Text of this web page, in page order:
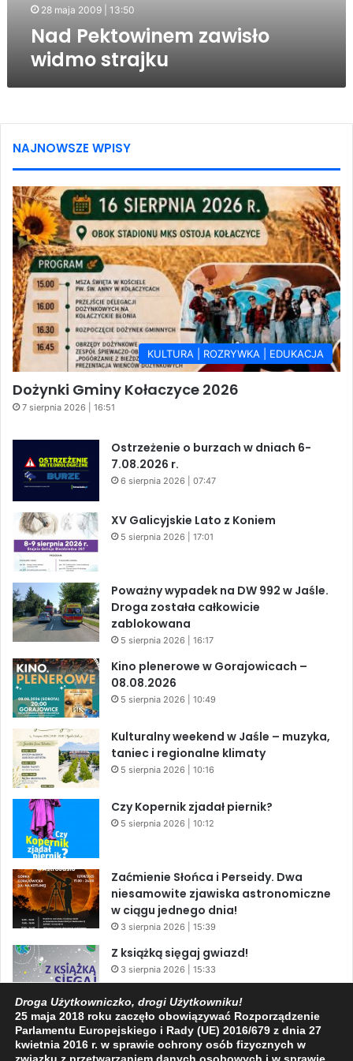
28 maja 2009 | 13:50
Nad Pektowinem zawisło
widmo strajku
NAJNOWSZE WPISY
KULTURA | ROZRYWKA | EDUKACJA
Dożynki Gminy Kołaczyce 2026
7 sierpnia 2026 | 16:51
Ostrzeżenie o burzach w dniach 6-
7.08.2026 r.
6 sierpnia 2026 | 07:47
XV Galicyjskie Lato z Koniem
5 sierpnia 2026 | 17:01
Poważny wypadek na DW 992 w Jaśle.
Droga została całkowicie
zablokowana
5 sierpnia 2026 | 16:17
Kino plenerowe w Gorajowicach –
08.08.2026
5 sierpnia 2026 | 10:49
Kulturalny weekend w Jaśle – muzyka,
taniec i regionalne klimaty
5 sierpnia 2026 | 10:16
Czy Kopernik zjadał piernik?
5 sierpnia 2026 | 10:12
Zaćmienie Słońca i Perseidy. Dwa
niesamowite zjawiska astronomiczne
w ciągu jednego dnia!
3 sierpnia 2026 | 15:39
Z książką sięgaj gwiazd!
3 sierpnia 2026 | 15:33
Warto przeczytać przed kolejną
rocznicą AKCJI „PENSJONAT”
1 sierpnia 2026 | 20:34
Droga Użytkowniczko, drogi Użytkowniku!
25 maja 2018 roku zaczęło obowiązywać Rozporządzenie
Parlamentu Europejskiego i Rady (UE) 2016/679 z dnia 27
kwietnia 2016 r. w sprawie ochrony osób fizycznych w